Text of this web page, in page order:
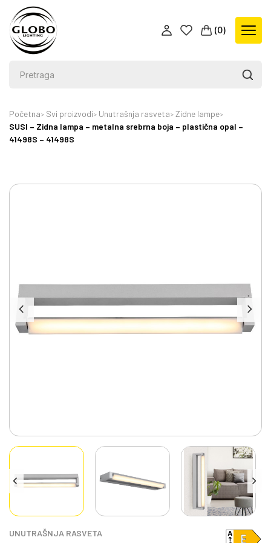
(0)
Početna Svi proizvodi Unutrašnja rasveta Zidne lampe
SUSI – Zidna lampa – metalna srebrna boja – plastična opal –
41498S – 41498S
UNUTRAŠNJA RASVETA